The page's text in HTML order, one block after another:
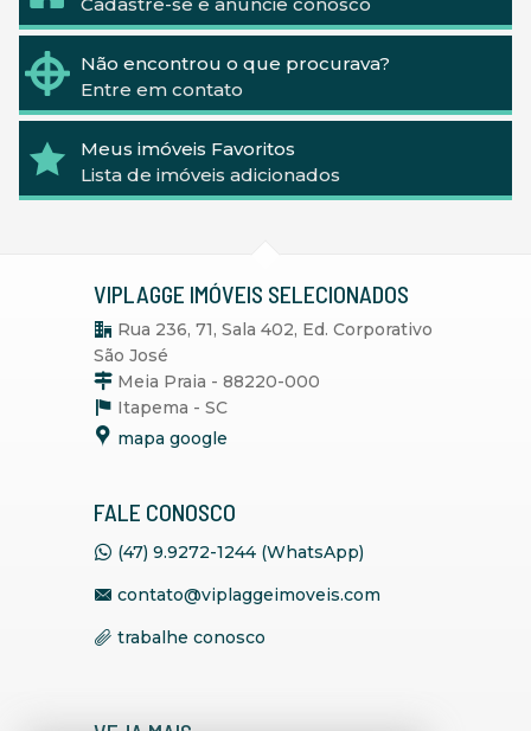
Não encontrou o que procurava?
Entre em contato
Meus imóveis Favoritos
Lista de imóveis adicionados
VIPLAGGE IMÓVEIS SELECIONADOS
Rua 236, 71, Sala 402, Ed. Corporativo
São José
Meia Praia - 88220-000
Itapema - SC
mapa google
FALE CONOSCO
(47) 9.9272-1244 (WhatsApp)
contato@viplaggeimoveis.com
trabalhe conosco